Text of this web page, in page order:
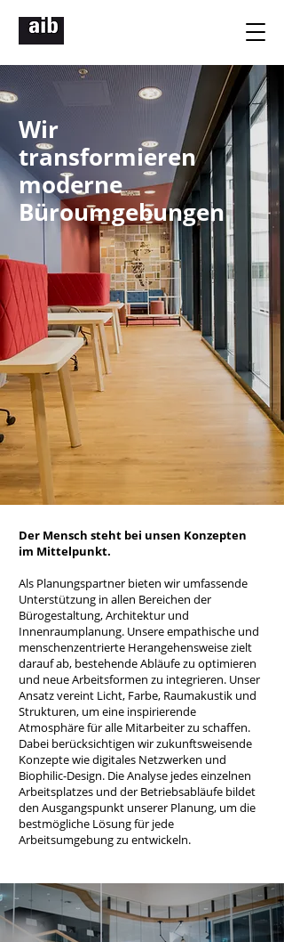
Wir
transformieren
moderne
Büroumgebungen
Der Mensch steht bei unsen Konzepten
im Mittelpunkt.
Als Planungspartner bieten wir umfassende
Unterstützung in allen Bereichen der
Bürogestaltung, Architektur und
Innenraumplanung. Unsere empathische und
menschenzentrierte Herangehensweise zielt
darauf ab, bestehende Abläufe zu optimieren
und neue Arbeitsformen zu integrieren. Unser
Ansatz vereint Licht, Farbe, Raumakustik und
Strukturen, um eine inspirierende
Atmosphäre für alle Mitarbeiter zu schaffen.
Dabei berücksichtigen wir zukunftsweisende
Konzepte wie digitales Netzwerken und
Biophilic-Design. Die Analyse jedes einzelnen
Arbeitsplatzes und der Betriebsabläufe bildet
den Ausgangspunkt unserer Planung, um die
bestmögliche Lösung für jede
Arbeitsumgebung zu entwickeln.